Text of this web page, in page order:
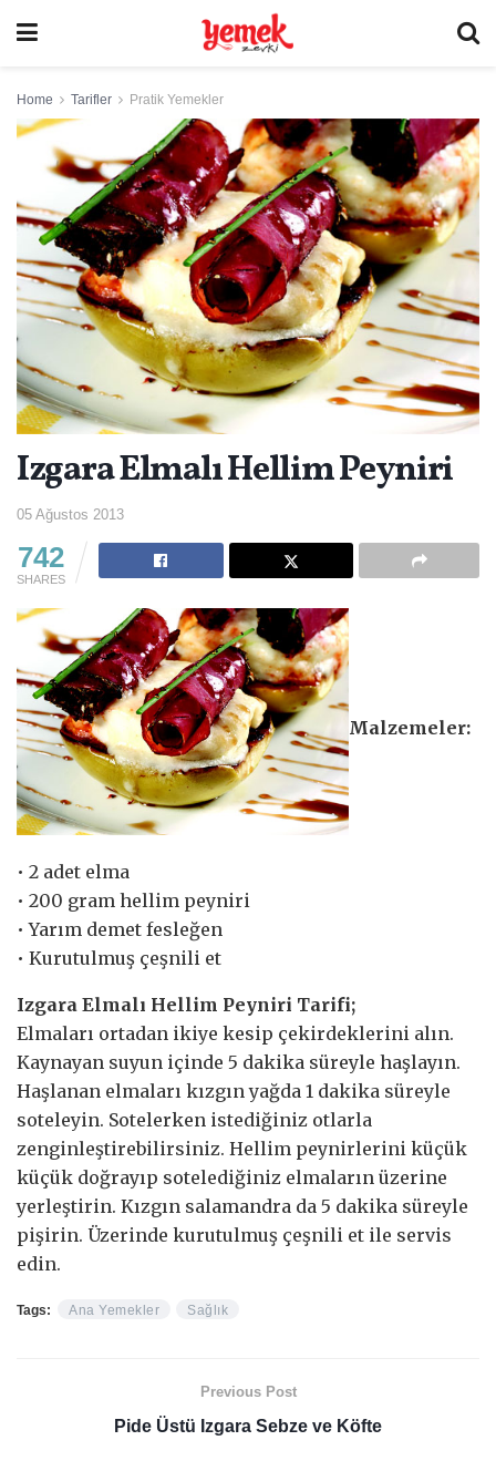
Home Tarifler Pratik Yemekler
Izgara Elmalı Hellim Peyniri
05 Ağustos 2013
742
SHARES
Malzemeler:
• 2 adet elma
• 200 gram hellim peyniri
• Yarım demet fesleğen
• Kurutulmuş çeşnili et
Izgara Elmalı Hellim Peyniri Tarifi;
Elmaları ortadan ikiye kesip çekirdeklerini alın.
Kaynayan suyun içinde 5 dakika süreyle haşlayın.
Haşlanan elmaları kızgın yağda 1 dakika süreyle
soteleyin. Sotelerken istediğiniz otlarla
zenginleştirebilirsiniz. Hellim peynirlerini küçük
küçük doğrayıp sotelediğiniz elmaların üzerine
yerleştirin. Kızgın salamandra da 5 dakika süreyle
pişirin. Üzerinde kurutulmuş çeşnili et ile servis
edin.
Tags: Ana Yemekler Sağlık
Previous Post
Pide Üstü Izgara Sebze ve Köfte